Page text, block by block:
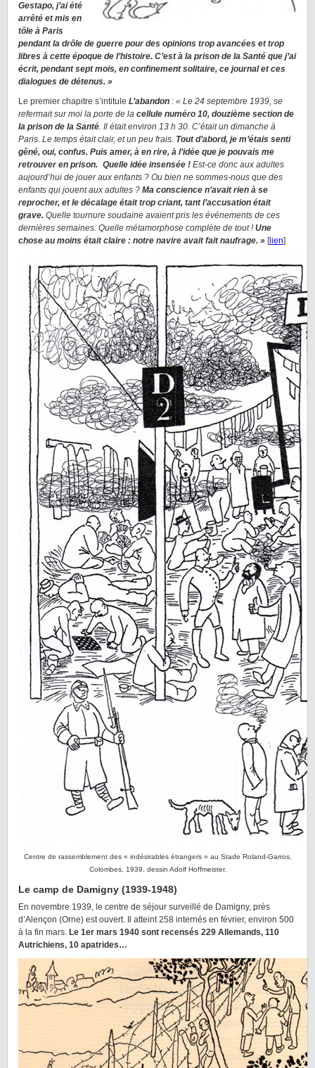
Gestapo, j’ai été
arrêté et mis en
tôle à Paris
pendant la drôle de guerre pour des opinions trop avancées et trop
libres à cette époque de l’histoire. C’est à la prison de la Santé que j’ai
écrit, pendant sept mois, en confinement solitaire, ce journal et ces
dialogues de détenus. »
Le premier chapitre s’intitule L’abandon : « Le 24 septembre 1939, se
refermait sur moi la porte de la cellule numéro 10, douzième section de
la prison de la Santé. Il était environ 13 h 30. C’était un dimanche à
Paris. Le temps était clair, et un peu frais. Tout d’abord, je m’étais senti
gêné, oui, confus. Puis amer, à en rire, à l’idée que je pouvais me
retrouver en prison. Quelle idée insensée ! Est-ce donc aux adultes
aujourd’hui de jouer aux enfants ? Ou bien ne sommes-nous que des
enfants qui jouent aux adultes ? Ma conscience n’avait rien à se
reprocher, et le décalage était trop criant, tant l’accusation était
grave. Quelle tournure soudaine avaient pris les événements de ces
dernières semaines. Quelle métamorphose complète de tout !Une
chose au moins était claire : notre navire avait fait naufrage. » [lien]
Centre de rassemblement des « indésirables étrangers » au Stade Roland-Garros,
Colombes, 1939, dessin Adolf Hoffmeister.
Le camp de Damigny (1939-1948)
En novembre 1939, le centre de séjour surveillé de Damigny, près
d’Alençon (Orne) est ouvert. Il atteint 258 internés en février, environ 500
à la fin mars. Le 1er mars 1940 sont recensés 229 Allemands, 110
Autrichiens, 10 apatrides…